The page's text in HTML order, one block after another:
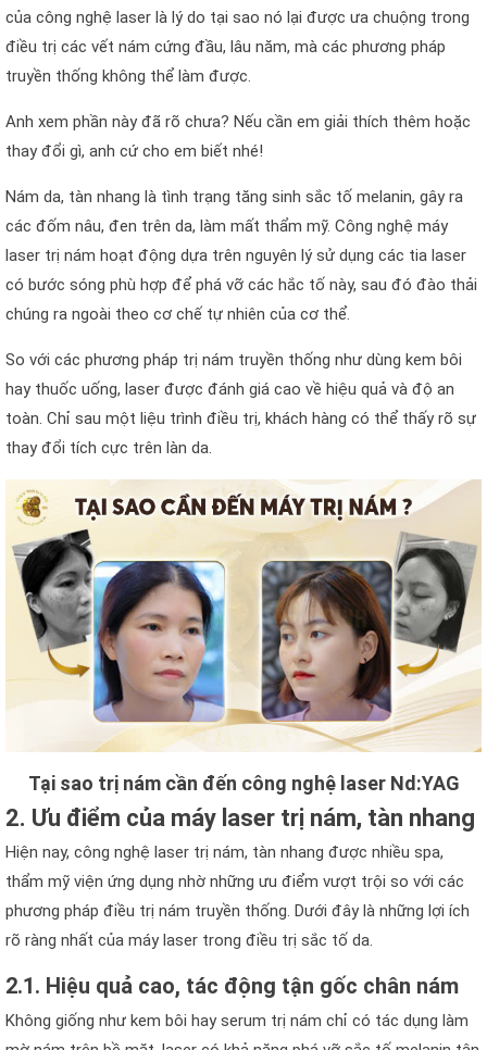
của công nghệ laser là lý do tại sao nó lại được ưa chuộng trong
điều trị các vết nám cứng đầu, lâu năm, mà các phương pháp
truyền thống không thể làm được.
Anh xem phần này đã rõ chưa? Nếu cần em giải thích thêm hoặc
thay đổi gì, anh cứ cho em biết nhé!
Nám da, tàn nhang là tình trạng tăng sinh sắc tố melanin, gây ra
các đốm nâu, đen trên da, làm mất thẩm mỹ. Công nghệ máy
laser trị nám hoạt động dựa trên nguyên lý sử dụng các tia laser
có bước sóng phù hợp để phá vỡ các hắc tố này, sau đó đào thải
chúng ra ngoài theo cơ chế tự nhiên của cơ thể.
So với các phương pháp trị nám truyền thống như dùng kem bôi
hay thuốc uống, laser được đánh giá cao về hiệu quả và độ an
toàn. Chỉ sau một liệu trình điều trị, khách hàng có thể thấy rõ sự
thay đổi tích cực trên làn da.
Tại sao trị nám cần đến công nghệ laser Nd:YAG
2. Ưu điểm của máy laser trị nám, tàn nhang
Hiện nay, công nghệ laser trị nám, tàn nhang được nhiều spa,
thẩm mỹ viện ứng dụng nhờ những ưu điểm vượt trội so với các
phương pháp điều trị nám truyền thống. Dưới đây là những lợi ích
rõ ràng nhất của máy laser trong điều trị sắc tố da.
2.1. Hiệu quả cao, tác động tận gốc chân nám
Không giống như kem bôi hay serum trị nám chỉ có tác dụng làm